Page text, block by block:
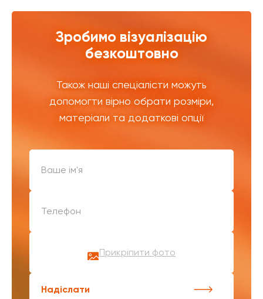
Зробимо візуалізацію
безкоштовно
Також наші спеціалісти можуть
допомогти вірно обрати розміри,
матеріали та додаткові опції
Прикріпити фото
Надіслати